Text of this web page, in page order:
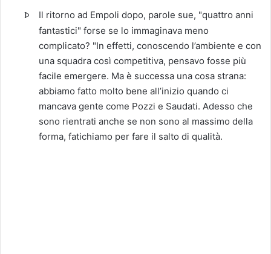
Þ
Il ritorno ad Empoli dopo, parole sue, "quattro anni
fantastici" forse se lo immaginava meno
complicato? "In effetti, conoscendo l’ambiente e con
una squadra così competitiva, pensavo fosse più
facile emergere. Ma è successa una cosa strana:
abbiamo fatto molto bene all’inizio quando ci
mancava gente come Pozzi e Saudati. Adesso che
sono rientrati anche se non sono al massimo della
forma, fatichiamo per fare il salto di qualità.